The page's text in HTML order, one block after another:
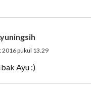
2016 pukul 13.29
Ayu :)